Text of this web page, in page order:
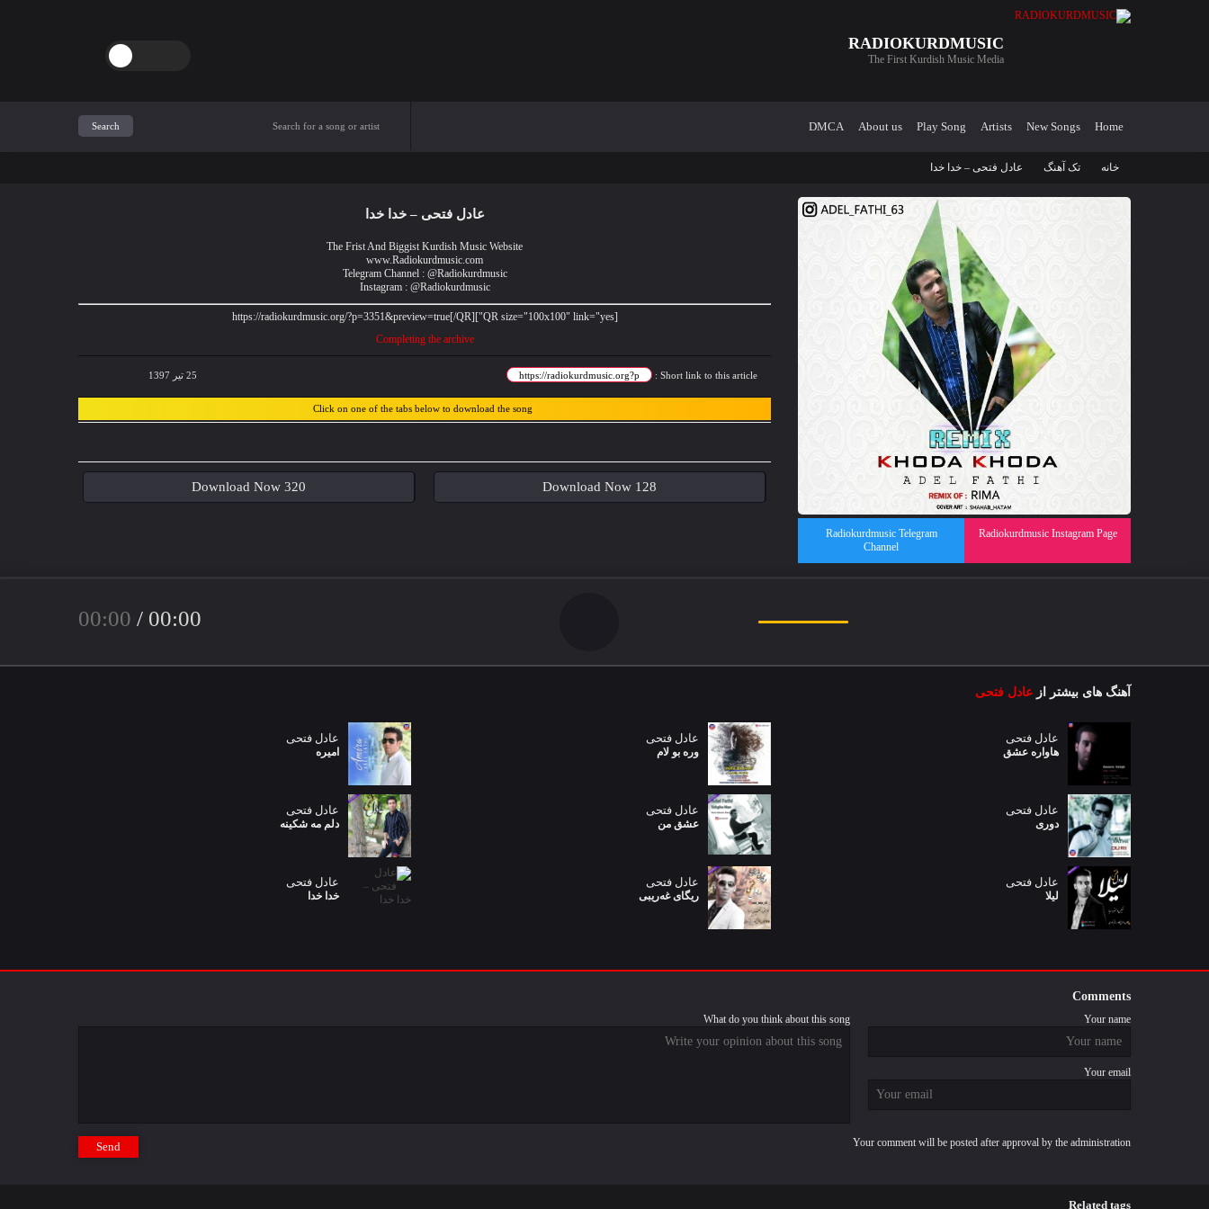
RADIOKURDMUSIC
The First Kurdish Music Media
Home
New Songs
Artists
Play Song
About us
DMCA
خانه تک آهنگ عادل فتحی – خدا خدا
Radiokurdmusic Instagram Page
Radiokurdmusic Telegram
Channel
عادل فتحی – خدا خدا
The Frist And Biggist Kurdish Music Website
www.Radiokurdmusic.com
Telegram Channel : @Radiokurdmusic
Instagram : @Radiokurdmusic
[QR size="100x100" link="yes"]https://radiokurdmusic.org/?p=3351&preview=true[/QR]
Completing the archive
Short link to this article : 25 تیر 1397
Click on one of the tabs below to download the song
Download Now 128
Download Now 320
00:00 / 00:00
آهنگ های بیشتر از عادل فتحی
عادل فتحی
هاواره عشق
عادل فتحی
وره بو لام
عادل فتحی
امیره
عادل فتحی
دوری
عادل فتحی
عشق من
عادل فتحی
دلم مه شکینه
عادل فتحی
لیلا
عادل فتحی
ریگای غەریبی
عادل فتحی
خدا خدا
Comments
Your name
Your email
What do you think about this song
Your comment will be posted after approval by the administration
Send
Related tags